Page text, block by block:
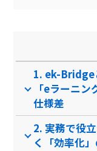
ディベート投稿
クッキー保護
レポート提出
1. ek-Bridge
「eラーニ
仕様差
2. 実務で役
く「効率化